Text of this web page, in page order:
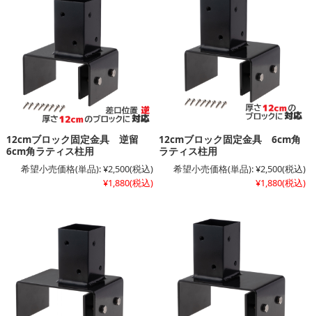
12cmブロック固定金具 逆留
6cm角ラティス柱用
希望小売価格(単品):¥2,500(税込)
¥1,880(税込)
12cmブロック固定金具 6cm角
ラティス柱用
希望小売価格(単品):¥2,500(税込)
¥1,880(税込)